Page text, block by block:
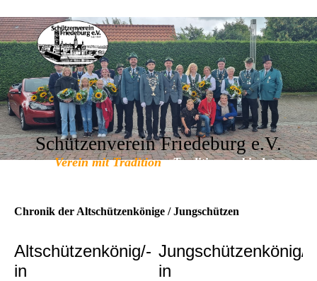
Schützenverein Friedeburg e.V.
- Verein mit Tradition- Tradition verbindet
Chronik der Altschützenkönige / Jungschützen
Altschützenkönig/-
in
Jungschützenkönig/-
in